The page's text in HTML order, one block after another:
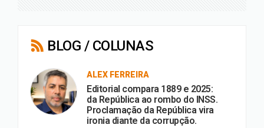
BLOG / COLUNAS
ALEX FERREIRA
Editorial compara 1889 e 2025:
da República ao rombo do INSS.
Proclamação da República vira
ironia diante da corrupção.